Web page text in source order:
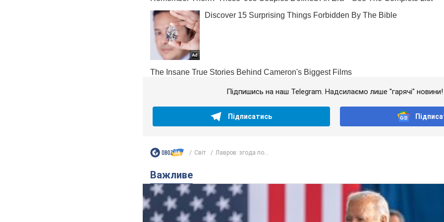
Підпишись на наш Telegram. Надсилаємо лише "гарячі" новини!
Підписатись
Світ Лавров: згода по...
Важливе